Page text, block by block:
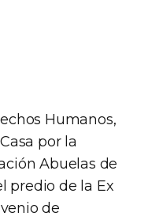
Humanos,
por la
Abuelas de
predio de la Ex
de